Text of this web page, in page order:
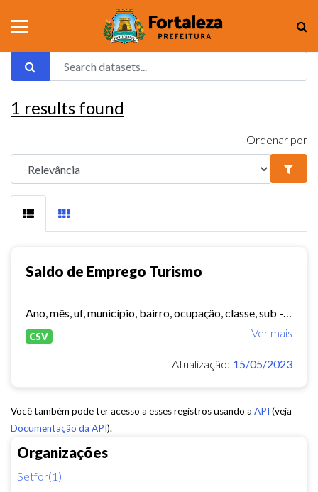
Organizações
Setfor(1)
1 results found
Ordenar por
Saldo de Emprego Turismo
Ver mais
CSV
Atualização: 15/05/2023
Você também pode ter acesso a esses registros usando a API (veja
Documentação da API).